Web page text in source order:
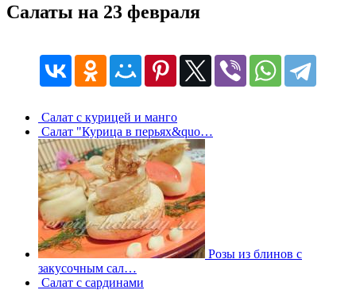
Салаты на 23 февраля
Салат с курицей и манго
Салат "Курица в перьях&quo…
Розы из блинов с
закусочным сал…
Салат с сардинами